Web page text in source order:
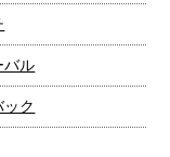
バル
ク